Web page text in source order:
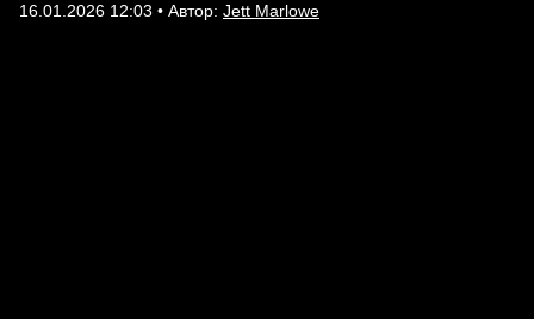
16.01.2026 12:03 • Автор: Jett Marlowe